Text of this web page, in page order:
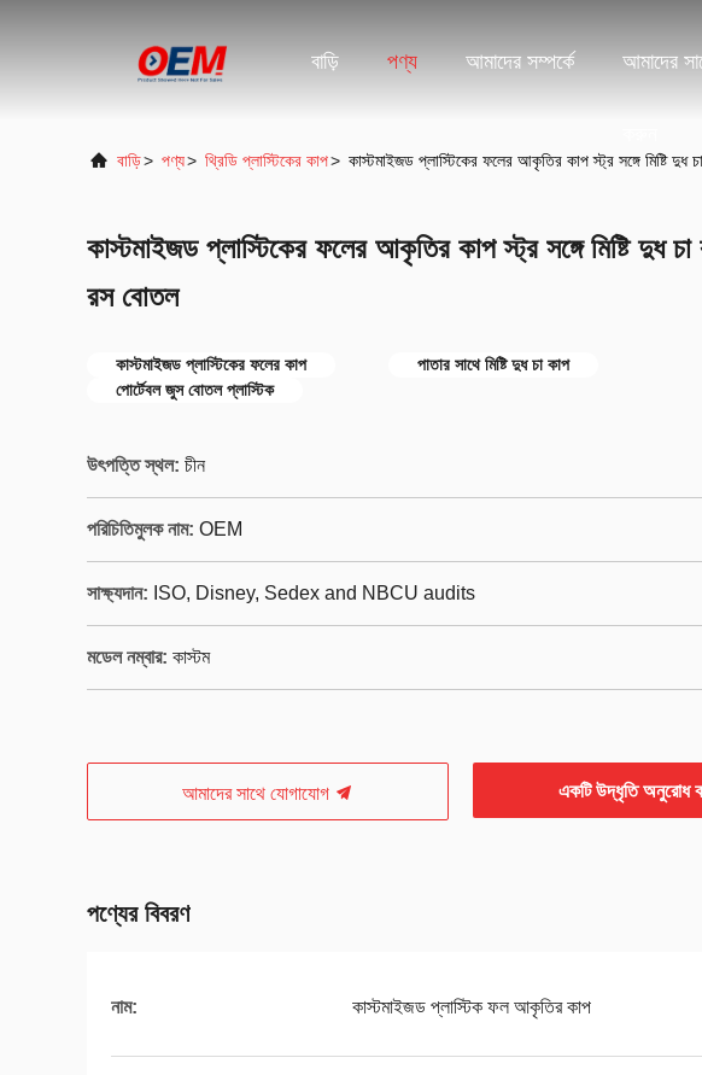
বাড়ি পণ্য আমাদের সম্পর্কে আমাদের
বাড়ি> পণ্য> থ্রিডি প্লাস্টিকের কাপ> কাস্টমাইজড প্লাস্টিকের ফলের আকৃতির কাপ স্ট্র সঙ্গে মিষ্টি দুধ
কাস্টমাইজড প্লাস্টিকের ফলের আকৃতির কাপ স্ট্র সঙ্গে মিষ্টি দুধ চা
রস বোতল
কাস্টমাইজড প্লাস্টিকের ফলের কাপ
পাতার সাথে মিষ্টি দুধ চা কাপ
পোর্টেবল জুস বোতল প্লাস্টিক
উৎপত্তি স্থল: চীন
পরিচিতিমুলক নাম: OEM
সাক্ষ্যদান: ISO, Disney, Sedex and NBCU audits
মডেল নম্বার: কাস্টম
আমাদের সাথে যোগাযোগ একটি উদ্ধৃতি অনুরোধ
পণ্যের বিবরণ
নাম: কাস্টমাইজড প্লাস্টিক ফল আকৃতির কাপ